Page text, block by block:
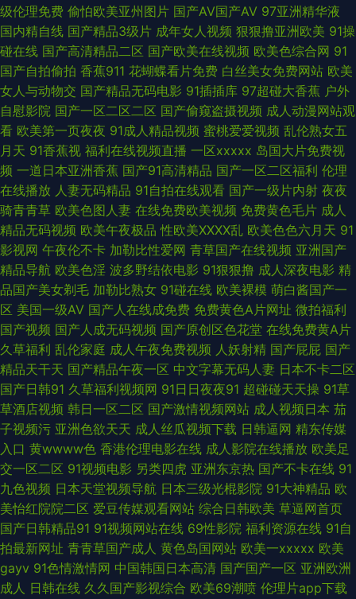
青娱乐91 日韩熟妇视频 午夜影院960 国产岳母理论9 欧美日韩第一页 午夜
电影激情18 最新AV地址 韩国草草影院 欧美性戟 日本视频a 天天日屄网 伊人
网综合楼 91九色熟女泻火 99色导航 超碰大香蕉av 福利合集92午夜 精品国
产免费人 老司机午夜网站 天堂一区三区 亚洲色123 91啦中文 韩国精品一区
久草福利在线 日本天堂网 神马影院午夜限制 亚洲丝袜性爱 51视频入口 超碰
大香蕉 伊人网影院 91欧美性爱 av性爱导航网 成人探花av 国产日韩九九 激
情av入口 另类综合首页 欧美性爱A级 日韩欧美大片 中文字幕上床視頻 99热r
成人在线69 韩国少妇人妻超碰 久草在钱 男人av资源在线 日本超碰 五月香蕉
91 伊人久久综合影院 91热爆分类视频 www久久6 传媒AV影视 黄色电影小
说网站 老司机福利社区 欧洲色导航 日韩色情三级网 亚洲性情 91看片免费下
载 av资源网站 成人剧场www 国内视频在线导航 狼友在线视频91 欧美性爱
激情网 日韩AV主播福利 婷婷午夜 91大片 www51视频 东京热蜜桃网 含羞草
级伦理免费 偷怕欧美亚州图片 国产AV国产AV 97亚洲精华液
国内精自线 国产精品3级片 成年女人视频 狠狠撸亚洲欧美 91操
碰在线 国产高清精品二区 国产欧美在线视频 欧美色综合网 91
国产自拍偷拍 香蕉911 花蝴蝶看片免费 白丝美女免费网站 欧美
女人与动物交 国产精品无码电影 91插插库 97超碰大香蕉 户外
自慰影院 国产一区二区二区 国产偷窥盗摄视频 成人动漫网站观
看 欧美第一页夜夜 91成人精品视频 蜜桃爱爱视频 乱伦熟女五
月天 91香蕉视 福利在线视频直播 一区xxxxx 岛国大片免费视
频 一道日本亚洲香蕉 国产91高清精品 国产一区二区福利 伦理
在线播放 人妻无码精品 91自拍在线观看 国产一级片内射 夜夜
骑青青草 欧美色图人妻 在线免费欧美视频 免费黄色毛片 成人
精品无码视频 欧美午夜极品 性欧美ⅩⅩⅩⅩ乱 欧美色色六月天 91
影视网 午夜伦不卡 加勒比性爱网 青草国产在线视频 亚洲国产
精品导航 欧美色淫 波多野结依电影 91狠狠撸 成人深夜电影 精
品国产美女剃毛 加勒比熟女 91碰在线 欧美裸模 萌白酱国产一
区 美国一级AV 国产人在线成免费 免费黄色A片网址 微拍福利
国产视频 国产人成无码视频 国产原创区色花堂 在线免费黄A片
久草福利 乱伦家庭 成人午夜免费视频 人妖射精 国产屁屁 国产
精品天干天 国产精品午夜一区 中文字幕无码人妻 日本不卡二区
国产日韩91 久草福利视频网 91日日夜夜91 超碰碰天天操 91草
草酒店视频 韩日一区二区 国产激情视频网站 成人视频日本 茄
子视频污 亚洲色欲天天 成人丝瓜视频下载 日韩逼网 精东传媒
入口 黄wwww色 香港伦理电影在线 成人影院在线播放 欧美足
交一区二区 91视频电影 另类四虎 亚洲东京热 国产不卡在线 91
九色视频 日本天堂视频导航 日本三级光棍影院 91大神精品 欧
美怡红院院二区 爱豆传媒观看网站 综合日韩欧美 草逼网首页
国产日韩精品91 91视频网站在线 69性影院 福利资源在线 91自
拍最新网址 青青草国产成人 黄色岛国网站 欧美一xxxxx 欧美
gayv 91色情激情网 中国韩国日本高清 国产国产一区 亚洲欧洲
成人 日韩在线 久久国产影视综合 欧美69潮喷 伦理片app下载